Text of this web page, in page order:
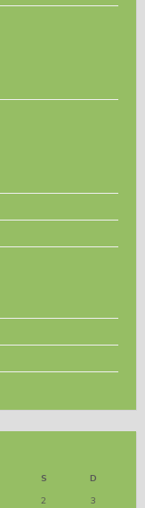
S
D
2
3